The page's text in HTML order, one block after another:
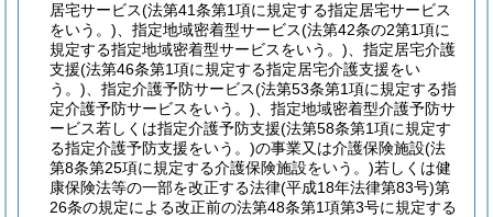
居宅サービス(法第41条第1項に規定する指定居宅サービス
をいう。) 、指定地域密着型サービス(法第42条の2第1項に
規定する指定地域密着型サービスをいう。) 、指定居宅介護
支援(法第46条第1項に規定する指定居宅介護支援をい
う。) 、指定介護予防サービス(法第53条第1項に規定する指
定介護予防サービスをいう。) 、指定地域密着型介護予防サ
ービス若しくは指定介護予防支援(法第58条第1項に規定す
る指定介護予防支援をいう。)の事業又は介護保険施設(法
第8条第25項に規定する介護保険施設をいう。)若しくは健
康保険法等の一部を改正する法律(平成18年法律第83号)第
26条の規定による改正前の法第48条第1項第3号に規定する